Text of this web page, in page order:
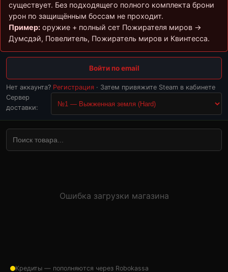
существует. Без подходящего полного комплекта брони
урон по защищённым боссам не проходит.
Пример: оружие + полный сет Пожирателя миров →
Думсдэй, Повелитель, Пожиратель миров и Квинтесса.
Войти по email
Нет аккаунта? Регистрация · Затем привяжите Steam в кабинете
Сервер
доставки:
Ошибка загрузки магазина
Кредиты — пополняются через Robokassa